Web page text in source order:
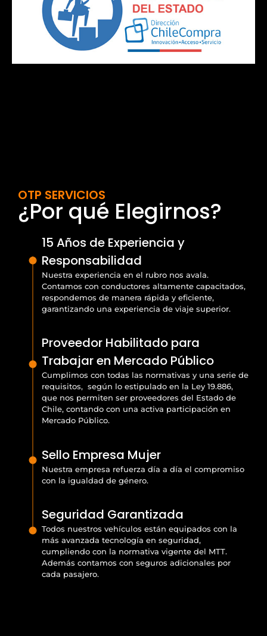
OTP SERVICIOS
¿Por qué Elegirnos?
15 Años de Experiencia y
Responsabilidad
Nuestra experiencia en el rubro nos avala.
Contamos con conductores altamente capacitados,
respondemos de manera rápida y eficiente,
garantizando una experiencia de viaje superior.
Proveedor Habilitado para
Trabajar en Mercado Público
Cumplimos con todas las normativas y una serie de
requisitos, según lo estipulado en la Ley 19.886,
que nos permiten ser proveedores del Estado de
Chile, contando con una activa participación en
Mercado Público.
Sello Empresa Mujer
Nuestra empresa refuerza día a día el compromiso
con la igualdad de género.
Seguridad Garantizada
Todos nuestros vehículos están equipados con la
más avanzada tecnología en seguridad,
cumpliendo con la normativa vigente del MTT.
Además contamos con seguros adicionales por
cada pasajero.